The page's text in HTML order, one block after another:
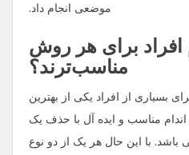
موضعی انجام داد.
افراد برای هر روش
مناسب‌ترند؟
بسیاری از افراد یکی از بهترین
مناسب و ایده آل با حذف یک
با این حال هر یک از دو نوع